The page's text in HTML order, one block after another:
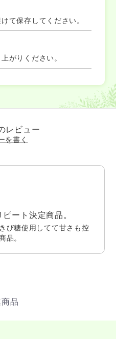
て保存してください。
がりください。
レビュー
を書く
ート決定商品。
び糖使用してて甘さも控
品。